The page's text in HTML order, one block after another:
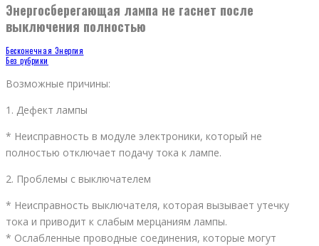
Энергосберегающая лампа не гаснет после
выключения полностью
Бесконечная Энергия
Без рубрики
Возможные причины:
1. Дефект лампы
* Неисправность в модуле электроники, который не
полностью отключает подачу тока к лампе.
2. Проблемы с выключателем
* Неисправность выключателя, которая вызывает утечку
тока и приводит к слабым мерцаниям лампы.
* Ослабленные проводные соединения, которые могут